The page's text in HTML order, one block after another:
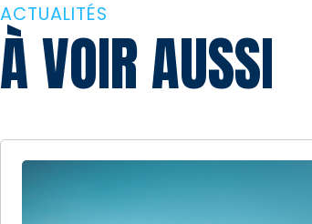
ACTUALITÉS
À VOIR AUSSI